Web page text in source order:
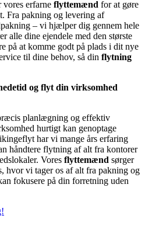
erfarne flyttemænd for at gøre
Fra pakning og levering af
– vi hjælper dig gennem hele
alle dine ejendele med den største
på at komme godt på plads i dit nye
til dine behov, så din flytning
og flyt din virksomhed
planlægning og effektiv
hurtigt kan genoptage
har vi mange års erfaring
håndtere flytning af alt fra kontorer
Vores flyttemænd sørger
hvor vi tager os af alt fra pakning og
fokusere på din forretning uden